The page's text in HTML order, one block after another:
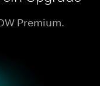
Premium.